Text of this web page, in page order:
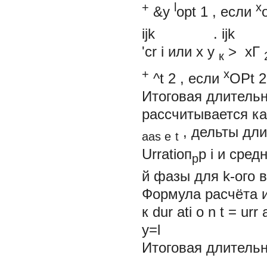
+ &y opt 1 , если x
ijk . ijk
'cr i или x у к > хГ
+ ^t 2 , если хOPt
Итоговая
рассчитывается
aas е t , дельты
Urratiопрр i и
й фазы для k-ого
Формула расчёта
к dur ati о n t = urr
y=l
Итоговая